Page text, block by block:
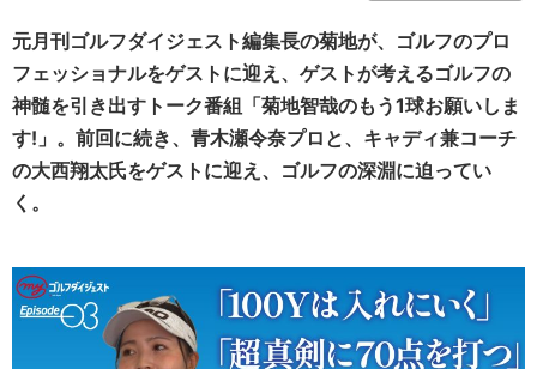
元月刊ゴルフダイジェスト編集長の菊地が、ゴルフのプロ
フェッショナルをゲストに迎え、ゲストが考えるゴルフの
神髄を引き出すトーク番組「菊地智哉のもう1球お願いしま
す!」。前回に続き、 青木瀬令奈プロ と、キャディ兼コーチ
の大西翔太氏をゲストに迎え、ゴルフの深淵に迫ってい
く。